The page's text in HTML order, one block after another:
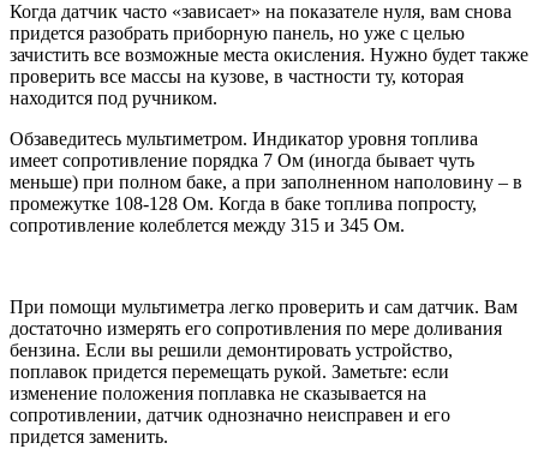
Когда датчик часто «зависает» на показателе нуля, вам снова
придется разобрать приборную панель, но уже с целью
зачистить все возможные места окисления. Нужно будет также
проверить все массы на кузове, в частности ту, которая
находится под ручником.
Обзаведитесь мультиметром. Индикатор уровня топлива
имеет сопротивление порядка 7 Ом (иногда бывает чуть
меньше) при полном баке, а при заполненном наполовину – в
промежутке 108-128 Ом. Когда в баке топлива попросту,
сопротивление колеблется между 315 и 345 Ом.
При помощи мультиметра легко проверить и сам датчик. Вам
достаточно измерять его сопротивления по мере доливания
бензина. Если вы решили демонтировать устройство,
поплавок придется перемещать рукой. Заметьте: если
изменение положения поплавка не сказывается на
сопротивлении, датчик однозначно неисправен и его
придется заменить.